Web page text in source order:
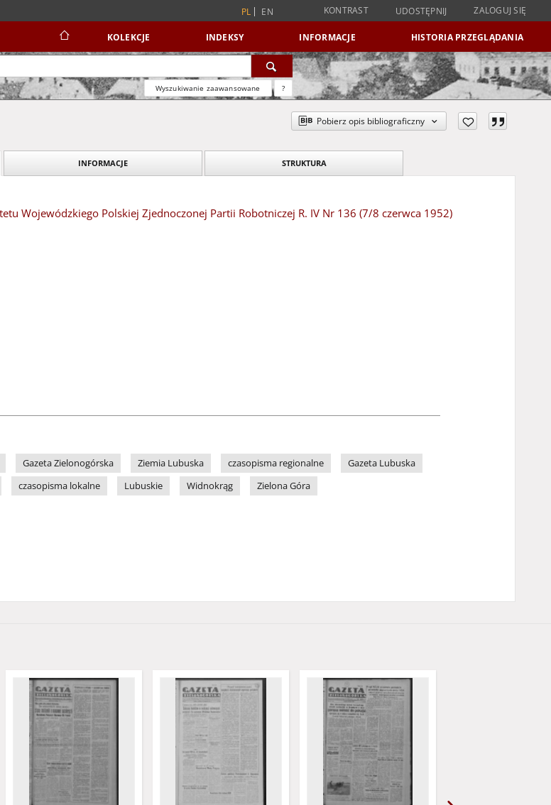
PL EN KONTRAST UDOSTĘPNIJ ZALOGUJ SIĘ
KOLEKCJE INDEKSY INFORMACJE HISTORIA PRZEGLĄDANIA
Wyszukiwanie zaawansowane ?
Pobierz opis bibliograficzny
INFORMACJE STRUKTURA
Wojewódzkiego Polskiej Zjednoczonej Partii Robotniczej R. IV Nr 136 (7/8 czerwca 1952)
Gazeta Zielonogórska Ziemia Lubuska czasopisma regionalne
Gazeta Lubuska
czasopisma lokalne Lubuskie Widnokrąg Zielona Góra